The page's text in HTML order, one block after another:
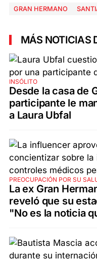
GRAN HERMANO
MÁS NOTICIAS
INSÓLITO
Desde la casa de
participante le
a Laura Ubfal
PREOCUPACIÓN POR SU
La ex Gran
reveló que su
"No es la noticia